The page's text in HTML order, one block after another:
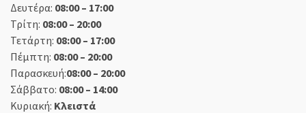
Δευτέρα: 08:00 – 17:00
Τρίτη: 08:00 – 20:00
Τετάρτη: 08:00 – 17:00
Πέμπτη: 08:00 – 20:00
Παρασκευή:08:00 – 20:00
Σάββατο: 08:00 – 14:00
Κυριακή: Κλειστά